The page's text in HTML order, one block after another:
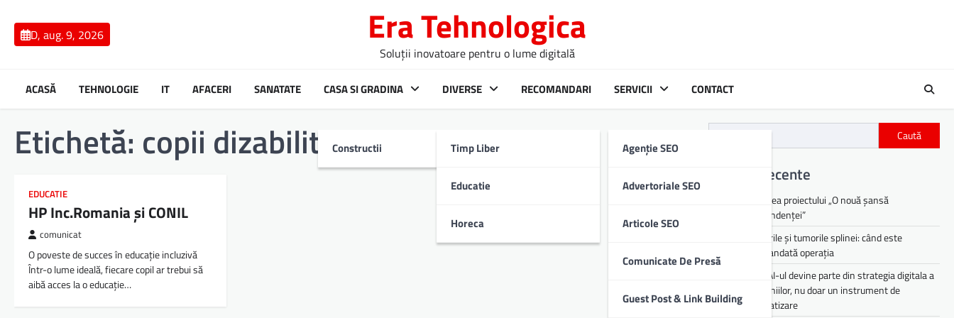
contentD, aug. 9, 2026 Era Tehnologica
Soluții inovatoare pentru o lume digitală
ACASĂ TEHNOLOGIE IT AFACERI SANATATE CASA SI GRADINA
Constructii
DIVERSE
Timp Liber
Educatie
Horeca
RECOMANDARI SERVICII
Agenție SEO
Advertoriale SEO
Articole SEO
Comunicate De Presă
Guest Post & Link Building
CONTACT
Etichetă: copii dizabilitati
EDUCATIE
HP Inc.Romania și CONIL
comunicat
O poveste de succes în educație incluzivă
Într-o lume ideală, fiecare copil ar trebui să
aibă acces la o educație…
Caută
Articole recente
Lansarea proiectului „O nouă șansă
independenței”
Chisturile și tumorile splinei: când este
recomandată operația
De ce AI-ul devine parte din strategia digitala a
companiilor, nu doar un instrument de
automatizare